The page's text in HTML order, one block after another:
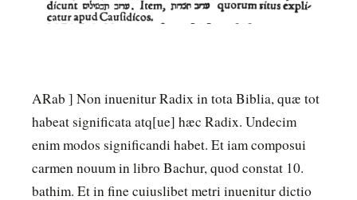
ARab ] Non inuenitur Radix in tota Biblia, quæ tot
habeat significata atq[ue] hæc Radix. Undecim
enim modos significandi habet. Et iam composui
carmen nouum in libro Bachur, quod constat 10.
bathim. Et in fine cuiuslibet metri inuenitur dictio